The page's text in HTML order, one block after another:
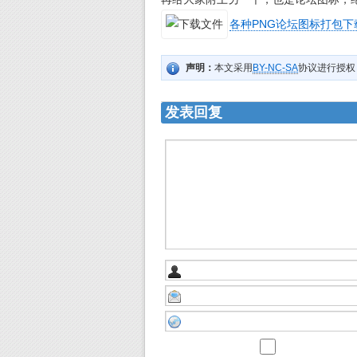
各种PNG论坛图标打包下
声明： 本文采用 BY-NC-SA协议进行授
发表回复